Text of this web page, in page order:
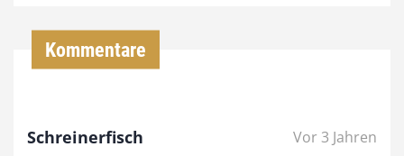
Kommentare
Schreinerfisch Vor 3 Jahren